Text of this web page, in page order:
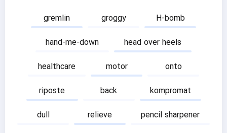
gremlin groggy
H-bomb
hand-me-down
head over heels
healthcare
motor
onto
riposte
back
kompromat
dull
relieve
pencil sharpener